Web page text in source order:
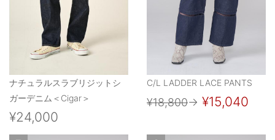
ナチュラルスラブリジットシ
ガーデニム＜Cigar＞
¥24,000
C/L LADDER LACE PANTS
¥18,800→ ¥15,040